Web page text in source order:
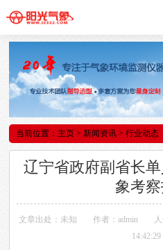
当前位置： 主页 >新闻资讯 > 行业动态
辽宁省政府副省长
象考
文章出处：未知 作者：admin
14:42:29